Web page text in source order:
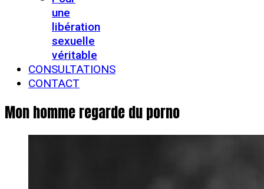
une
libération
sexuelle
véritable
CONSULTATIONS
CONTACT
Mon homme regarde du porno